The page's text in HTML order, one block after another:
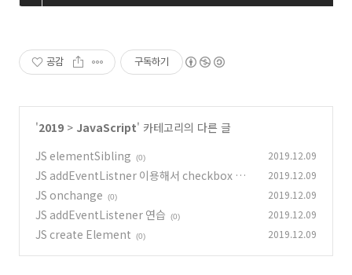
공감 구독하기
'2019 > JavaScript' 카테고리의 다른 글
JS elementSibling
(0) 2019.12.09
JS addEventListner 이용해서 checkbox 전
체선택 (0)
2019.12.09
JS onchange (0) 2019.12.09
JS addEventListener 연습 (0) 2019.12.09
JS create Element (0) 2019.12.09